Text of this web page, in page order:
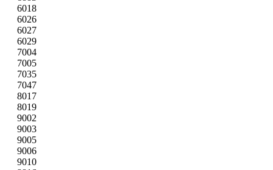
6018
6026
6027
6029
7004
7005
7035
7047
8017
8019
9002
9003
9005
9006
9010